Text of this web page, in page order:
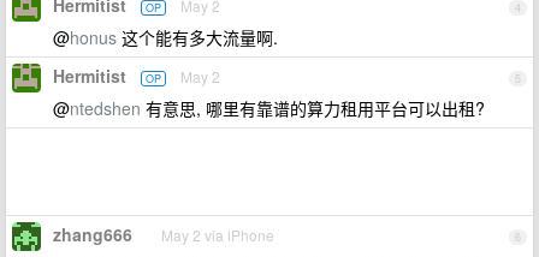
4
Hermitist OP May 2
@honus 这个能有多大流量啊.
5
Hermitist OP May 2
@ntedshen 有意思, 哪里有靠谱的算力租用平台可以出租?
6
zhang666 May 2 via iPhone